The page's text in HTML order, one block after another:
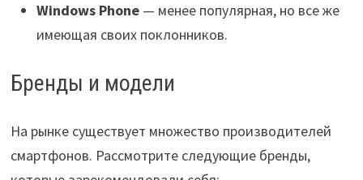
Windows Phone— менее популярная, но все же
имеющая своих поклонников.
Бренды и модели
На рынке существует множество производителей
смартфонов. Рассмотрите следующие бренды,